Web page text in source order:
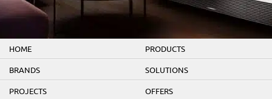
HOME PRODUCTS
BRANDS SOLUTIONS
PROJECTS OFFERS